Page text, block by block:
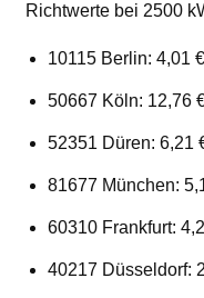
Richtwerte bei 2500
10115 Berlin: 4,01 €
50667 Köln: 12,76
52351 Düren: 6,21
81677 München:
60310 Frankfurt:
40217 Düsseldorf: